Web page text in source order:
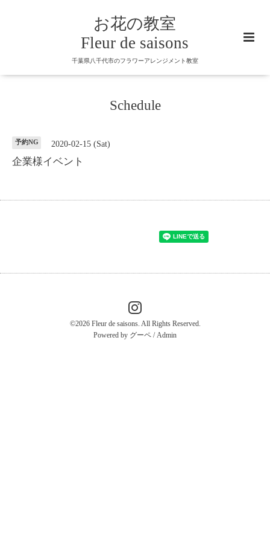
お花の教室
Fleur de saisons
千葉県八千代市のフラワーアレンジメント教室
Schedule
予約NG 2020-02-15 (Sat)
企業様イベント
©2026 Fleur de saisons. All Rights Reserved.
Powered by グーペ /Admin